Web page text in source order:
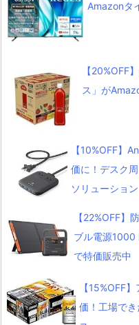
Amazonタ
【20%OFF
ス」が
【10%OFF】
価に！デスク
ソリューション
【22%OFF
ブル電源1000
で特価販売中
【15%OFF
価！工場で